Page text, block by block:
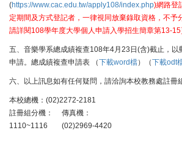
(https://www.cac.edu.tw/apply108/index.php)網路登
定期間及方式登記者，一律視同放棄錄取資格，不予
請詳閱108學年度大學個人申請入學招生簡章第13-15
五、音樂學系總成績複查108年4月23日(含)截止，以
申請。總成績複查申請表 （下載word檔）（下載odt
六、以上訊息如有任何疑問，請洽詢本校教務處註冊
本校總機：(02)2272-2181
註冊組分機：
1110~1116
傳真機：
(02)2969-4420